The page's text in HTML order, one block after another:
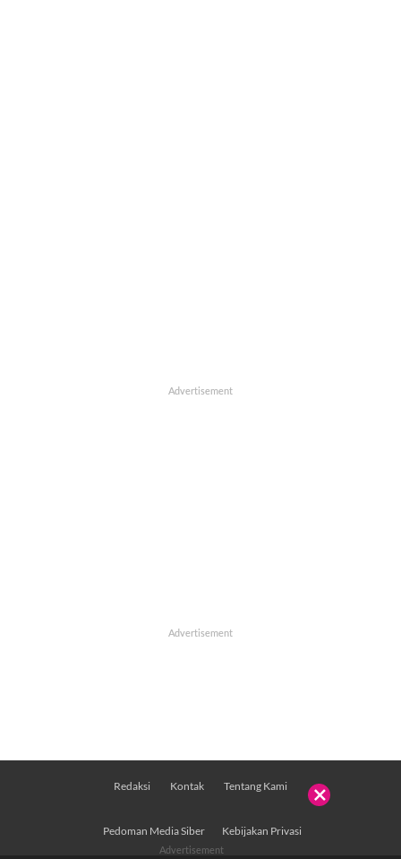
Redaksi Kontak Tentang Kami
Pedoman Media Siber Kebijakan Privasi
